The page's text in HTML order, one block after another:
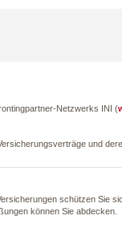
Netzwerks INI (
und
schützen Sie
können Sie abdecken.